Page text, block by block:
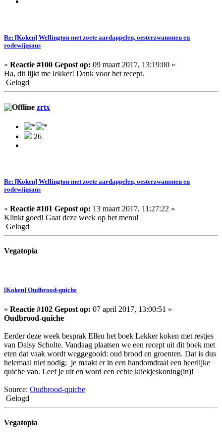
Re: [Koken] Wellington met zoete aardappelen, oesterzwammen en
rodewijnsaus
« Reactie #100 Gepost op: 09 maart 2017, 13:19:00 »
Ha, dit lijkt me lekker! Dank voor het recept.
Gelogd
zrtx
26
Re: [Koken] Wellington met zoete aardappelen, oesterzwammen en
rodewijnsaus
« Reactie #101 Gepost op: 13 maart 2017, 11:27:22 »
Klinkt goed! Gaat deze week op het menu!
Gelogd
Vegatopia
[Koken] Oudbrood-quiche
« Reactie #102 Gepost op: 07 april 2017, 13:00:51 »
Oudbrood-quiche
Eerder deze week besprak Ellen het boek Lekker koken met restjes
van Daisy Scholte. Vandaag plaatsen we een recept uit dit boek met
eten dat vaak wordt weggegooid: oud brood en groenten. Dat is dus
helemaal niet nodig; je maakt er in een handomdraai een heerlijke
quiche van. Leef je uit en word een echte kliekjeskoning(in)!
Source: Oudbrood-quiche
Gelogd
Vegatopia